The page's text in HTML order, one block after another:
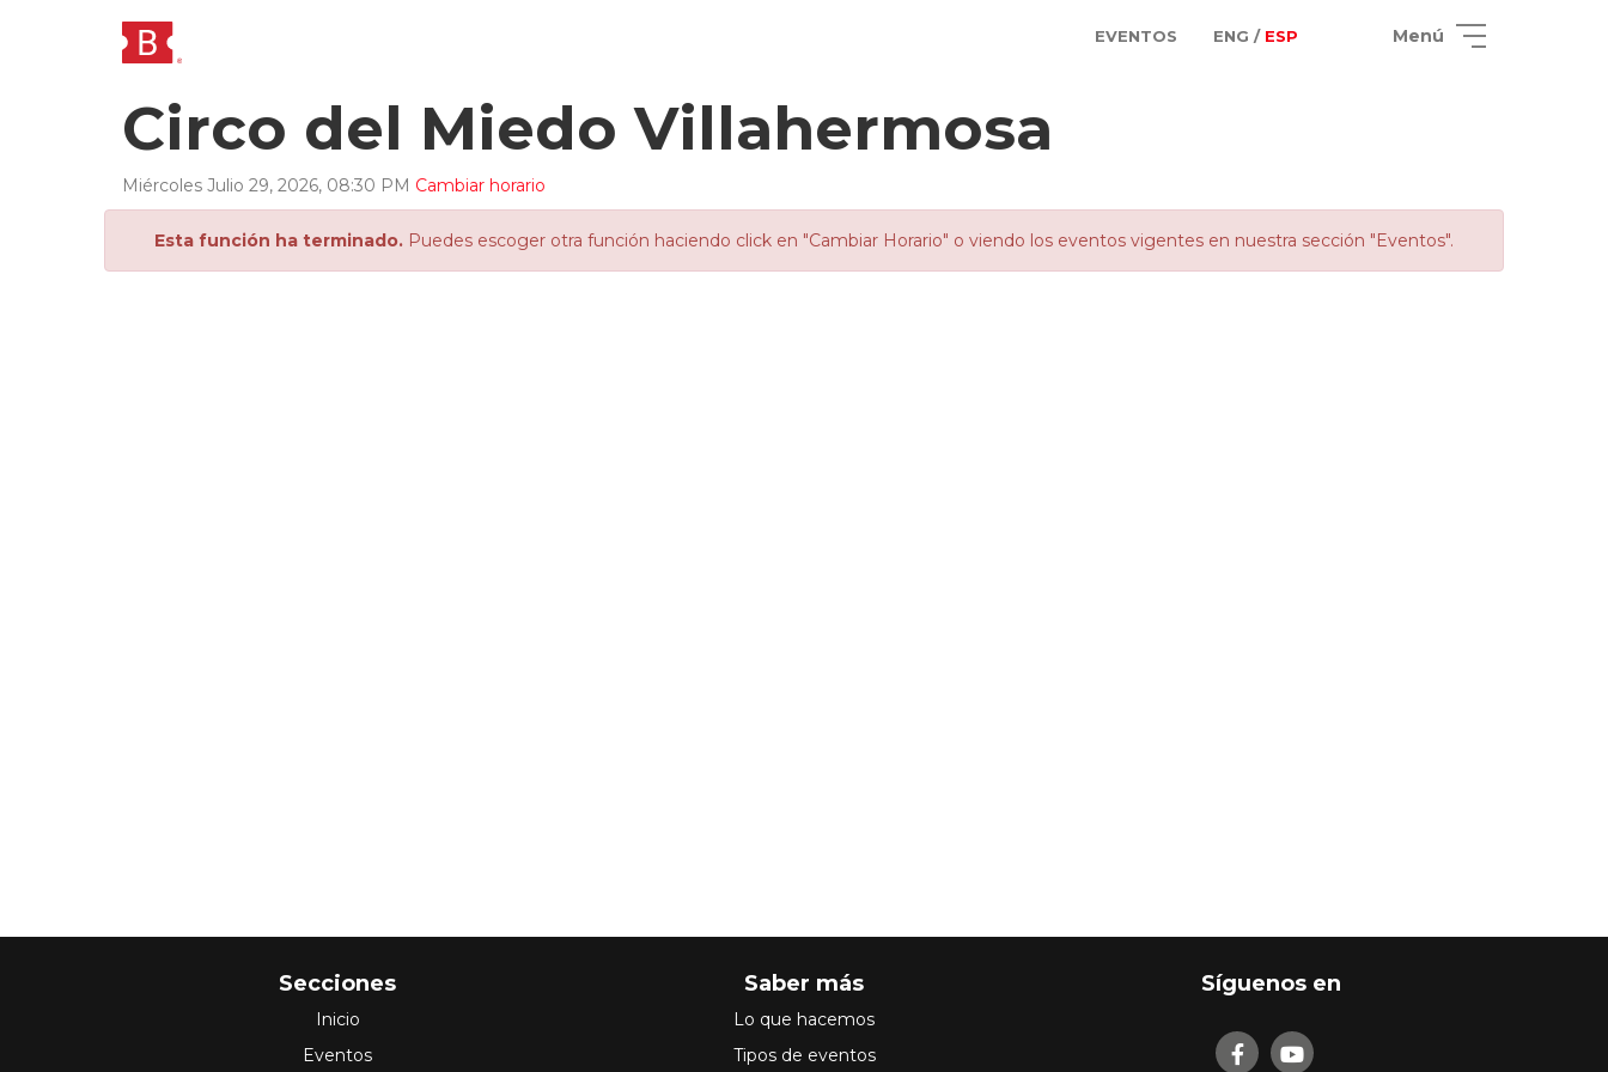
EVENTOS ENG / ESP Menú
Circo del Miedo Villahermosa
Miércoles Julio 29, 2026, 08:30 PM Cambiar horario
Esta función ha terminado. Puedes escoger otra función haciendo click en "Cambiar Horario" o viendo los eventos vigentes en nuestra sección "Eventos".
Secciones
Inicio
Eventos
Saber más
Lo que hacemos
Tipos de eventos
Síguenos en